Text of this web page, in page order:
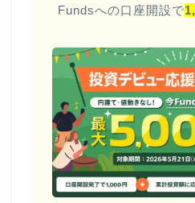
Fundsへの口座開設で